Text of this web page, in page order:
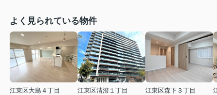
よく見られている物件
江東区大島４丁目
江東区清澄１丁目
江東区森下３丁目